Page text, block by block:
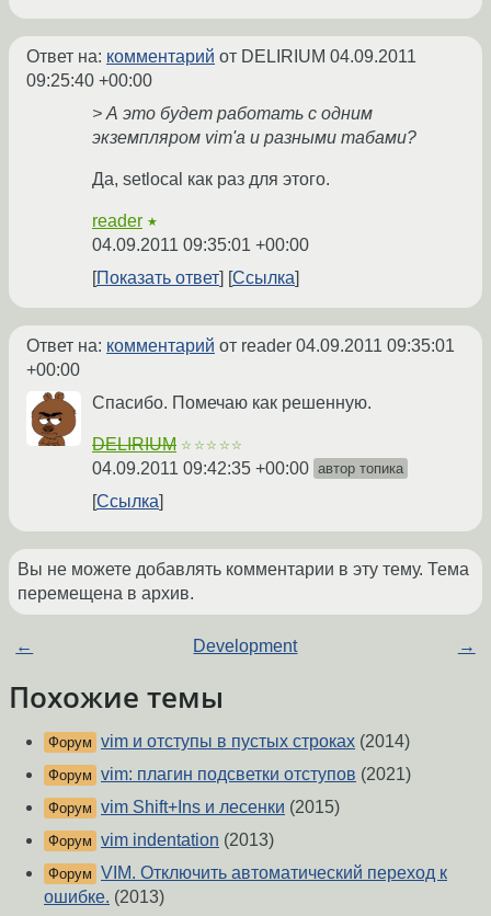
Ответ на: комментарий от DELIRIUM 04.09.2011
09:25:40 +00:00
> А это будет работать с одним
экземпляром vim'а и разными табами?
Да, setlocal как раз для этого.
reader ★
04.09.2011 09:35:01 +00:00
Показать ответ
Ссылка
Ответ на: комментарий от reader 04.09.2011 09:35:01
+00:00
Спасибо. Помечаю как решенную.
DELIRIUM ☆☆☆☆☆
04.09.2011 09:42:35 +00:00 автор топика
Ссылка
Вы не можете добавлять комментарии в эту тему. Тема
перемещена в архив.
← Development →
Похожие темы
Форум vim и отступы в пустых строках (2014)
Форум vim: плагин подсветки отступов (2021)
Форум vim Shift+Ins и лесенки (2015)
Форум vim indentation (2013)
Форум VIM. Отключить автоматический переход к
ошибке. (2013)